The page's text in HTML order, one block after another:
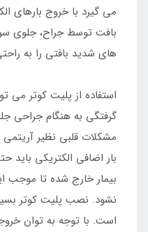
می گیرد با خروج بارهای
بافت توسط جراح، جلوی
های شدید بافتی را به
استفاده از پلیت کوتر می
گرفتگی به هنگام جراحی
مشکلات قلبی نظیر آریتمی
بار اضافی الکتریکی باید
بیمار خارج شده تا موجب
نشود. نصب پلیت کوتر
است. با توجه به توان